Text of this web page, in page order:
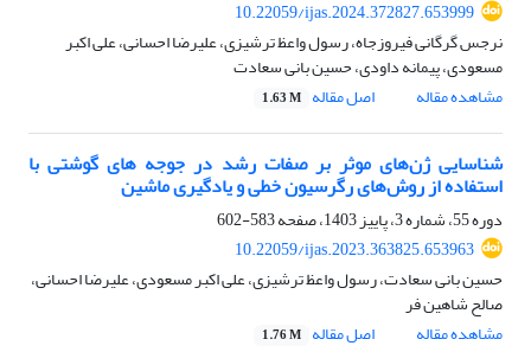
10.22059/ijas.2024.372827.653999
نرجس گرگانی فیروزجاه، رسول واعظ ترشیزی، علیرضا احسانی، علی اکبر
مسعودی، پیمانه داودی، حسین بانی سعادت
مشاهده مقاله
اصل مقاله 1.63 M
شناسایی ژن‌های موثر بر صفات رشد در جوجه های گوشتی با
استفاده از روش‌های رگرسیون خطی و یادگیری ماشین
دوره 55، شماره 3، پاییز 1403، صفحه
583-602
10.22059/ijas.2023.363825.653963
حسین بانی سعادت، رسول واعظ ترشیزی، علی اکبر مسعودی، علیرضا احسانی،
صالح شاهین فر
مشاهده مقاله
اصل مقاله 1.76 M